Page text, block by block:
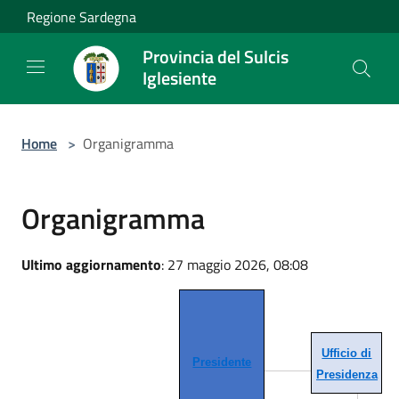
Salta al contenuto principale
Regione Sardegna
Provincia del Sulcis
Iglesiente
Home > Organigramma
Organigramma
Ultimo aggiornamento: 27 maggio 2026, 08:08
Presidente
Ufficio di
Presidenza